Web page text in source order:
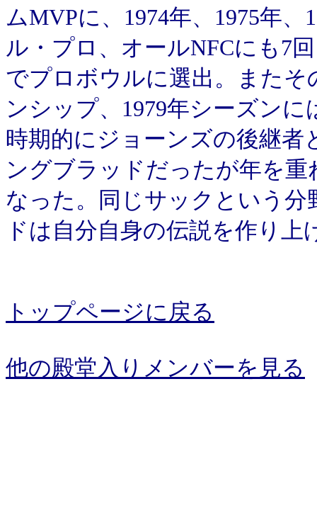
ムMVPに、1974年、1975年、
ル・プロ、オールNFCにも7
でプロボウルに選出。また
ンシップ、1979年シーズン
時期的にジョーンズの後継
ングブラッドだったが年を
なった。同じサックという
ドは自分自身の伝説を作り上
トップページに戻る
他の殿堂入りメンバーを見る